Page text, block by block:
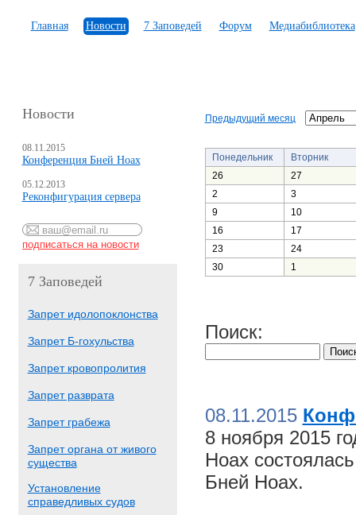
Главная Новости 7 Заповедей Форум Медиабиблиотека
Новости
08.11.2015
Конференция Бней Ноах
05.12.2013
Реконфигурация сервера
7 Заповедей
Запрет идолопоклонства
Запрет Б-гохульства
Запрет кровопролития
Запрет разврата
Запрет грабежа
Запрет органа от живого
существа
Установление
справедливых судов
Предыдущий месяц
Понедельник
Вторник
26
27
2
3
9
10
16
17
23
24
30
1
Поиск:
08.11.2015
8 ноября 2015
Ноах
Бней Ноах.